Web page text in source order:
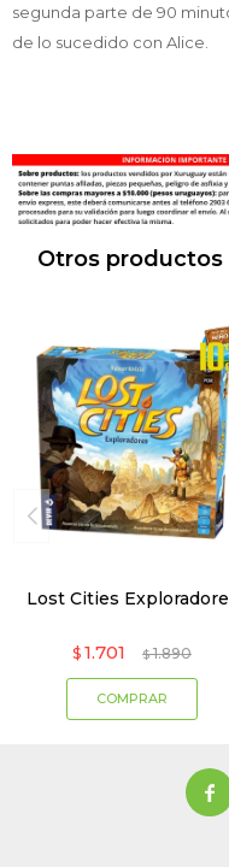
segunda parte de 90
de lo sucedido con Alice.
Otros
Lost Cities
$ 1.701 $ 1.890
